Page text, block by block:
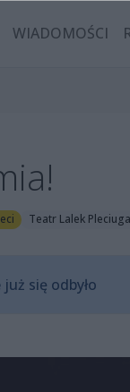
WIADOMOŚCI
Teatr Lalek Pleciuga
się odbyło